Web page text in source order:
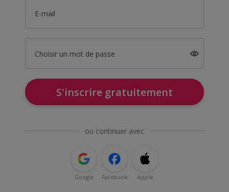
E-mail
Choisir un mot de passe
S'inscrire gratuitement
ou continuer avec
Google Facebook Apple